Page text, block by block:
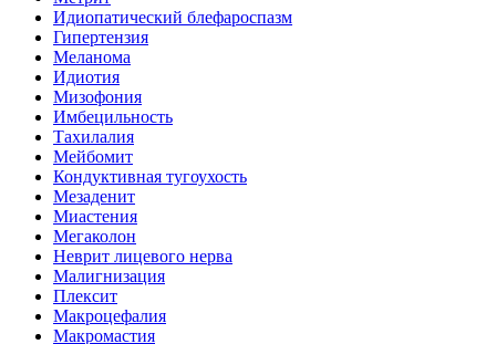
Идиопатический блефароспазм
Гипертензия
Меланома
Идиотия
Мизофония
Имбецильность
Тахилалия
Мейбомит
Кондуктивная тугоухость
Мезаденит
Миастения
Мегаколон
Неврит лицевого нерва
Малигнизация
Плексит
Макроцефалия
Макромастия